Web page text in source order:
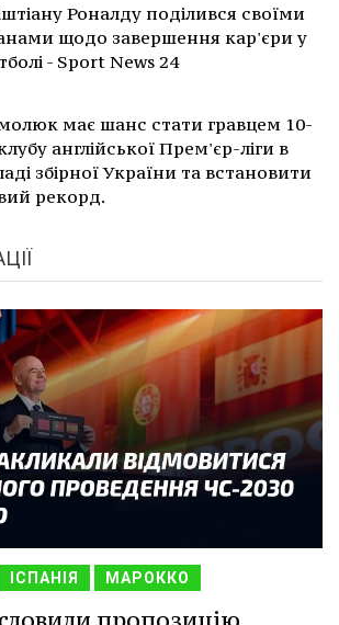
Роналду поділився своїми
щодо завершення кар'єри у
- Sport News 24
має шанс стати гравцем 10-
англійської Прем'єр-ліги в
збірної України та встановити
рекорд.
ІСПАНІЯ МАРОККО